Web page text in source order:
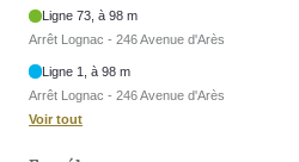
Ligne 73, à 98 m
Arrêt Lognac - 246 Avenue d'Arès
Ligne 1, à 98 m
Arrêt Lognac - 246 Avenue d'Arès
Voir tout